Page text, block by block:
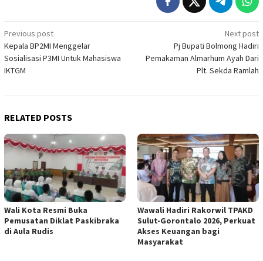
Post
navigation
Previous post
Kepala BP2MI Menggelar
Sosialisasi P3MI Untuk Mahasiswa
IKTGM
Next post
Pj Bupati Bolmong Hadiri
Pemakaman Almarhum Ayah Dari
Plt. Sekda Ramlah
RELATED POSTS
Wali Kota Resmi Buka
Pemusatan Diklat Paskibraka
di Aula Rudis
Wawali Hadiri Rakorwil TPAKD
Sulut-Gorontalo 2026, Perkuat
Akses Keuangan bagi
Masyarakat